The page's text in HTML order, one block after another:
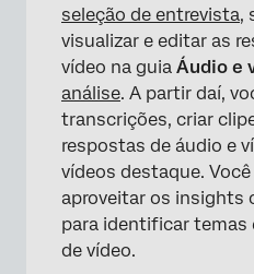
Capítulos
Notas da entrevista
Recomendações de
Uso de resumos
Criação de um
Idiomas disponíveis
seleção de entrevista,
visualizar e editar as
vídeo na guia Áudio e
análise. A partir daí,
transcrições, criar
respostas de áudio e
vídeos destaque.
aproveitar os insights
para identificar temas
de vídeo.